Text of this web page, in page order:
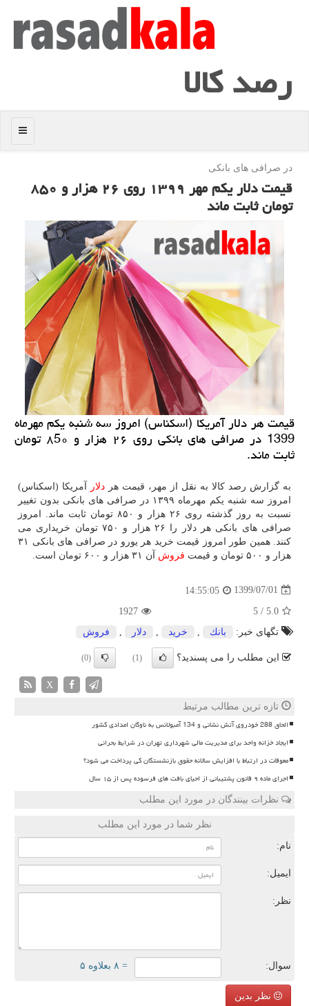
رصد كالا
منو
در صرافی های بانكی
قیمت دلار یكم مهر ۱۳۹۹ روی ۲۶ هزار و ۸۵۰
تومان ثابت ماند
قیمت هر دلار آمریكا (اسكناس) امروز سه شنبه یكم مهرماه
1399 در صرافی های بانكی روی ۲۶ هزار و ۸5۰ تومان
ثابت ماند.
به گزارش رصد کالا به نقل از مهر، قیمت هر دلار
آمریکا (اسکناس)
امروز سه شنبه یکم مهرماه ۱۳۹۹ در صرافی های بانکی بدون تغییر
نسبت به روز گذشته روی ۲۶ هزار و ۸۵۰ تومان ثابت ماند. امروز
صرافی های بانکی هر دلار را ۲۶ هزار و ۷۵۰ تومان خریداری می
کنند. همین طور امروز قیمت خرید هر یورو در صرافی های بانکی ۳۱
هزار و ۵۰۰ تومان و قیمت
فروش آن ۳۱ هزار و ۶۰۰ تومان است.
1399/07/01
14:55:05
5.0
/
5
1927
تگهای خبر:
بانك خرید دلار فروش
این مطلب را می پسندید؟ (1)
(0)
X
تازه ترین مطالب مرتبط
الحاق 288 خودروی آتش نشانی و 134 آمبولانس به ناوگان امدادی کشور
ایجاد خزانه واحد برای مدیریت مالی شهرداری تهران در شرایط بحرانی
معوقات در ارتباط با افزایش سالانه حقوق بازنشستگان کی پرداخت می شود؟
اجرای ماده ۹ قانون پشتیبانی از احیای بافت های فرسوده پس از ۱۵ سال
نظرات بینندگان در مورد این مطلب
نظر شما در مورد این مطلب
نام:
ایمیل:
نظر:
سوال: = ۸ بعلاوه ۵
نظر بدین